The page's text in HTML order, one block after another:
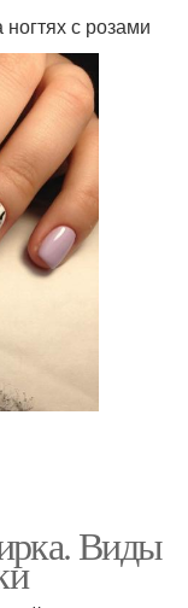
с розами
Виды